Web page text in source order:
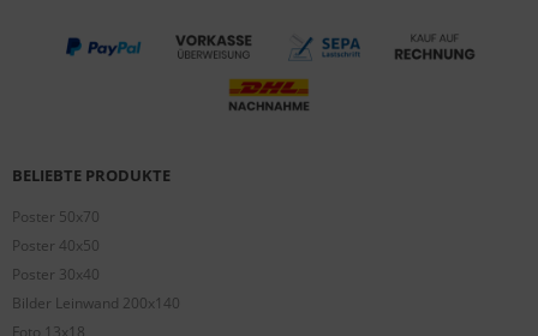
BELIEBTE PRODUKTE
Poster 50x70
Poster 40x50
Poster 30x40
Bilder Leinwand 200x140
Foto 13x18